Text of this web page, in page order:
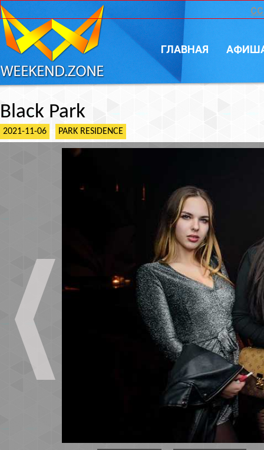
ГЛАВНАЯ
Black Park
2021-11-06 PARK RESIDENCE